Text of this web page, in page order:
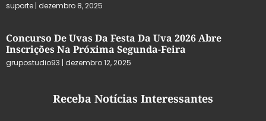
suporte dezembro 8, 2025
Concurso De Uvas Da Festa Da Uva 2026 Abre
Inscrições Na Próxima Segunda-Feira
grupostudio93 dezembro 12, 2025
Receba Notícias Interessantes